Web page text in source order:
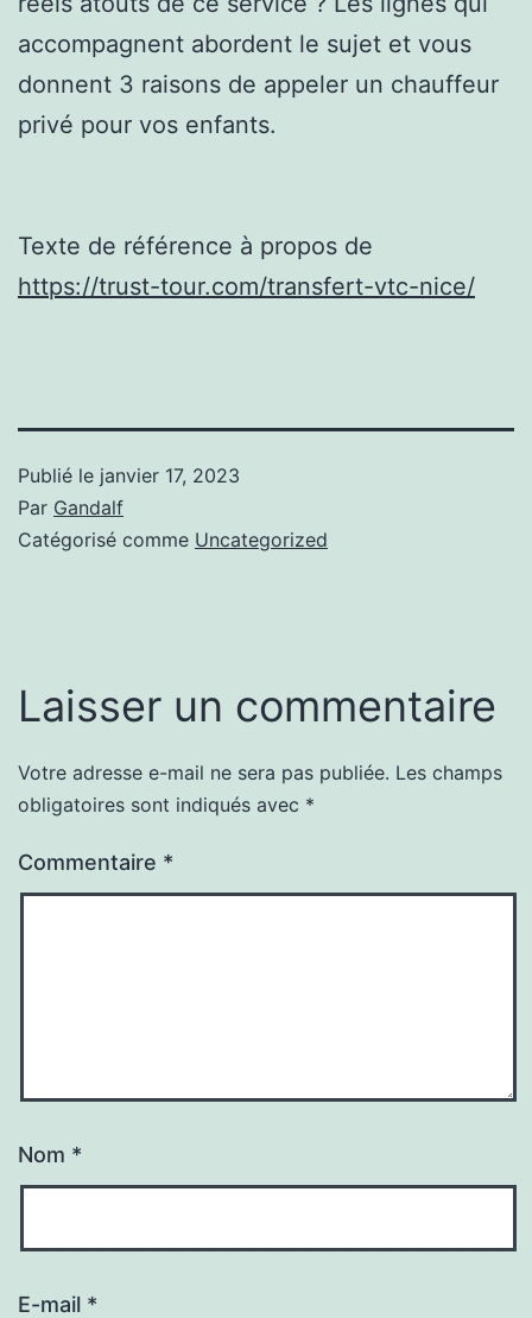
accompagnent abordent le sujet et vous
donnent 3 raisons de appeler un chauffeur
privé pour vos enfants.
Texte de référence à propos de
https://trust-tour.com/transfert-vtc-nice/
Publié le janvier 17, 2023
Par Gandalf
Catégorisé comme Uncategorized
Laisser un commentaire
Votre adresse e-mail ne sera pas publiée. Les champs
obligatoires sont indiqués avec *
Commentaire *
Nom *
E-mail *